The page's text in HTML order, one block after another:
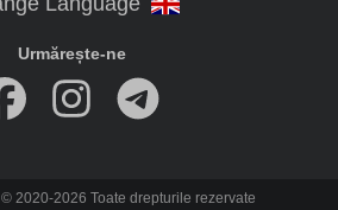
Urmărește-ne
© 2020-2026 Toate drepturile rezervate